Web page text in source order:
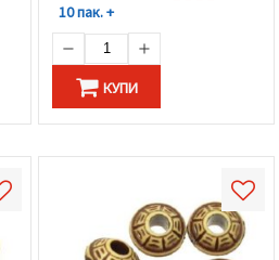
10 пак. +
КУПИ